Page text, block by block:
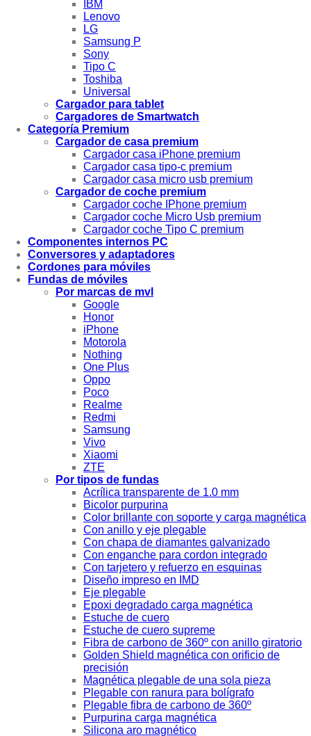
IBM
Lenovo
LG
Samsung P
Sony
Tipo C
Toshiba
Universal
Cargador para tablet
Cargadores de Smartwatch
Categoría Premium
Cargador de casa premium
Cargador casa iPhone premium
Cargador casa tipo-c premium
Cargador casa micro usb premium
Cargador de coche premium
Cargador coche IPhone premium
Cargador coche Micro Usb premium
Cargador coche Tipo C premium
Componentes internos PC
Conversores y adaptadores
Cordones para móviles
Fundas de móviles
Por marcas de mvl
Google
Honor
iPhone
Motorola
Nothing
One Plus
Oppo
Poco
Realme
Redmi
Samsung
Vivo
Xiaomi
ZTE
Por tipos de fundas
Acrílica transparente de 1.0 mm
Bicolor purpurina
Color brillante con soporte y carga magnética
Con anillo y eje plegable
Con chapa de diamantes galvanizado
Con enganche para cordon integrado
Con tarjetero y refuerzo en esquinas
Diseño impreso en IMD
Eje plegable
Epoxi degradado carga magnética
Estuche de cuero
Estuche de cuero supreme
Fibra de carbono de 360º con anillo giratorio
Golden Shield magnética con orificio de
precisión
Magnética plegable de una sola pieza
Plegable con ranura para bolígrafo
Plegable fibra de carbono de 360º
Purpurina carga magnética
Silicona aro magnético